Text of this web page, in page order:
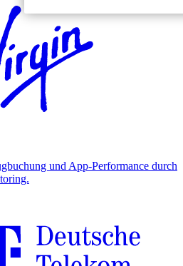
und App-Performance durch